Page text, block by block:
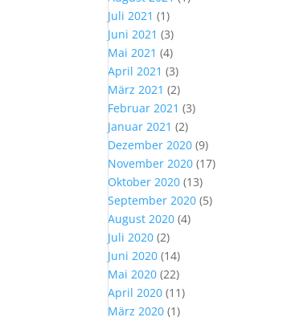
Juli 2021 (1)
Juni 2021 (3)
Mai 2021 (4)
April 2021 (3)
März 2021 (2)
Februar 2021 (3)
Januar 2021 (2)
Dezember 2020 (9)
November 2020 (17)
Oktober 2020 (13)
September 2020 (5)
August 2020 (4)
Juli 2020 (2)
Juni 2020 (14)
Mai 2020 (22)
April 2020 (11)
März 2020 (1)